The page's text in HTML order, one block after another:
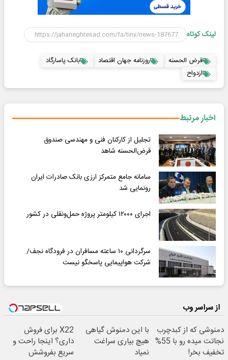
لینک کوتاه
قرض الحسنه روزنامه جهان اقتصاد
بانک پاسارگاد
ازدواح
اخبار مرتبط
تجلیل از کارکنان فنی و مهندسی صندوق
قرض‌الحسنه شاهد
سامانه جامع متمرکز ارزی بانک صادرات ایران
رونمایی شد
اجرای ۱۲۰۰۰ کیلومتر پروژه حمل‌ونقلی در کشور
سرگردانی ۱۰ ساعته مسافران در فرودگاه نجف/
شرکت هواپیمایی پاسخگو نیست
از سراسر وب
دمنوشی که از کبدچرب
نجاتت میده رو با 55%
تخفیف بخر!
با این دمنوش گیاهی
هیچ بیاری سراغت
نمیاد
X22 برای فروش
داری؟ اینجا راحت و
سریع بفروشش